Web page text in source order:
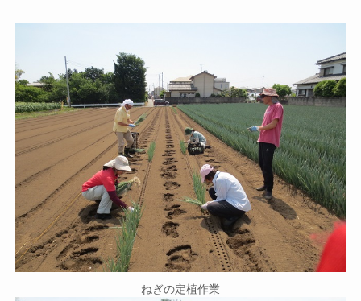
ねぎの定植作業